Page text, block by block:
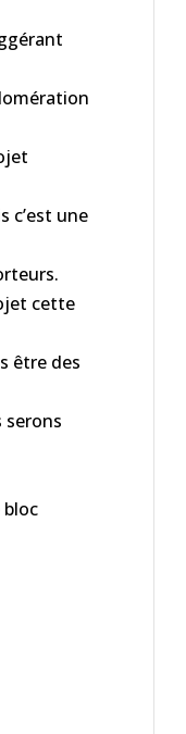
c’est une
cette
être des
serons